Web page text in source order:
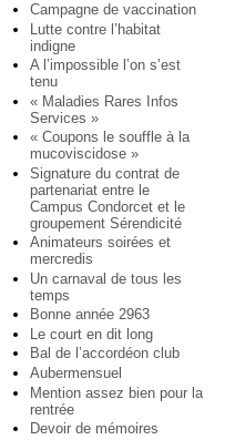
Campagne de vaccination
Lutte contre l’habitat
indigne
A l’impossible l’on s’est
tenu
« Maladies Rares Infos
Services »
« Coupons le souffle à la
mucoviscidose »
Signature du contrat de
partenariat entre le
Campus Condorcet et le
groupement Sérendicité
Animateurs soirées et
mercredis
Un carnaval de tous les
temps
Bonne année 2963
Le court en dit long
Bal de l’accordéon club
Aubermensuel
Mention assez bien pour la
rentrée
Devoir de mémoires